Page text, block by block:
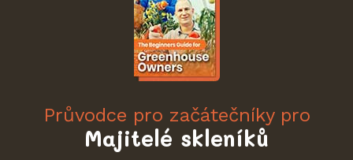
Průvodce pro začátečníky pro
Majitelé skleníků